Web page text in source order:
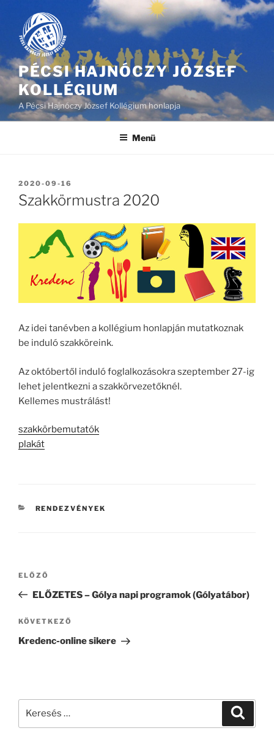
PÉCSI HAJNÓCZY JÓZSEF
KOLLÉGIUM
A Pécsi Hajnóczy József Kollégium honlapja
Menü
BEKÜLDVE:
2020-09-16
Szakkörmustra 2020
Az idei tanévben a kollégium honlapján mutatkoznak
be induló szakköreink.
Az októbertől induló foglalkozásokra szeptember 27-ig
lehet jelentkezni a szakkörvezetőknél.
Kellemes mustrálást!
szakkörbemutatók
plakát
KATEGÓRIÁK
RENDEZVÉNYEK
Bejegyzés
Korábbi
bejegyzés
ELŐZŐ
ELŐZETES – Gólya napi programok (Gólyatábor)
Következő
bejegyzés
KÖVETKEZŐ
Kredenc-online sikere